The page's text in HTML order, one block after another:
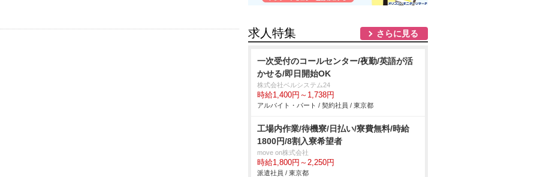
求人特集 さらに見る
一次受付のコールセンター/夜勤/英語が活
かせる/即日開始OK
株式会社ベルシステム24
時給1,400円～1,738円
アルバイト・パート / 契約社員 / 東京都
工場内作業/待機寮/日払い/寮費無料/時給
1800円/8割入寮希望者
move on株式会社
時給1,800円～2,250円
派遣社員 / 東京都